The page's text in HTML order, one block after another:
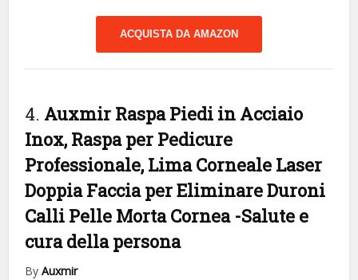
ACQUISTA DA AMAZON
4. Auxmir Raspa Piedi in Acciaio
Inox, Raspa per Pedicure
Professionale, Lima Corneale Laser
Doppia Faccia per Eliminare Duroni
Calli Pelle Morta Cornea -Salute e
cura della persona
ByAuxmir